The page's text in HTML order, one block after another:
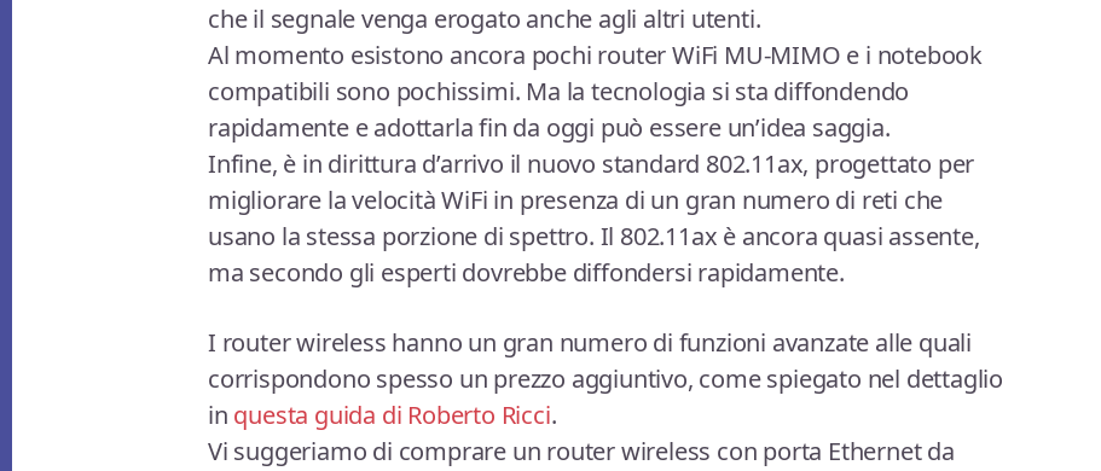
che il segnale venga erogato anche agli altri utenti.
Al momento esistono ancora pochi router WiFi MU-MIMO e i notebook
compatibili sono pochissimi. Ma la tecnologia si sta diffondendo
rapidamente e adottarla fin da oggi può essere un’idea saggia.
Infine, è in dirittura d’arrivo il nuovo standard 802.11ax, progettato per
migliorare la velocità WiFi in presenza di un gran numero di reti che
usano la stessa porzione di spettro. Il 802.11ax è ancora quasi assente,
ma secondo gli esperti dovrebbe diffondersi rapidamente.
I router wireless hanno un gran numero di funzioni avanzate alle quali
corrispondono spesso un prezzo aggiuntivo, come spiegato nel dettaglio
in questa guida di Roberto Ricci.
Vi suggeriamo di comprare un router wireless con porta Ethernet da